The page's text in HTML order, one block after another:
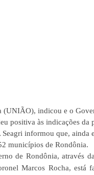
(UNIÃO), indicou e o
positiva às indicações da
informou que, ainda
municípios de Rondônia.
de Rondônia, através
Marcos Rocha, está